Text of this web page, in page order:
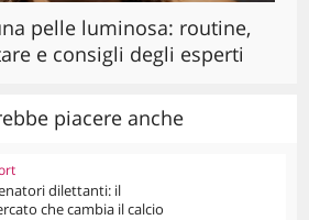
pelle luminosa: routine,
e consigli degli esperti
piacere anche
dilettanti: il
che cambia il calcio